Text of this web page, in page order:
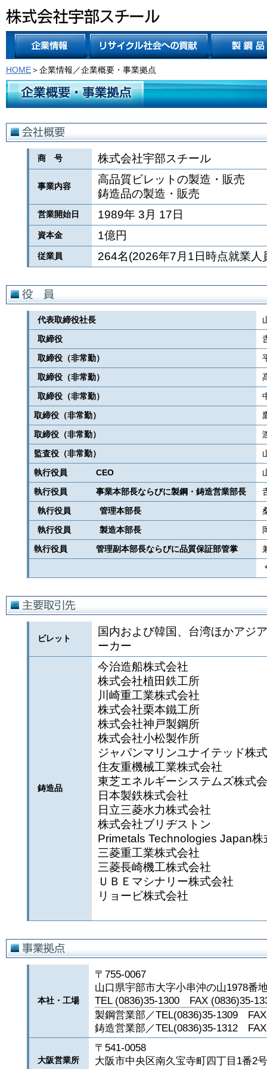
HOME＞企業情報／企業概要・事業拠点
商 号 株式会社宇部スチール
事業内容
高品質ビレットの製造・販売
鋳造品の製造・販売
営業開始日 1989年 3月 17日
資本金 1億円
従業員 264名(2026年7月1日時点就業人
代表取締役社長
取締役
取締役（非常勤）
取締役（非常勤）
取締役（非常勤）
取締役（非常勤）
取締役（非常勤）
監査役（非常勤）
執行役員 CEO
執行役員 事業本部長ならびに製鋼・鋳造営業部長
執行役員 管理本部長
執行役員 製造本部長
執行役員 管理副本部長ならびに品質保証部管掌
ビレット
国内および韓国、台湾ほかアジ
ーカー
鋳造品
今治造船株式会社
株式会社植田鉄工所
川崎重工業株式会社
株式会社栗本鐵工所
株式会社神戸製鋼所
株式会社小松製作所
ジャパンマリンユナイテッド株
住友重機械工業株式会社
東芝エネルギーシステムズ株式
日本製鉄株式会社
日立三菱水力株式会社
株式会社ブリヂストン
Primetals Technologies Japan株
三菱重工業株式会社
三菱長崎機工株式会社
ＵＢＥマシナリー株式会社
リョービ株式会社
本社・工場
〒755-0067
山口県宇部市大字小串沖の山1978番
TEL (0836)35-1300 FAX (0836)35-
製鋼営業部／TEL(0836)35-1309
鋳造営業部／TEL(0836)35-1312
大阪営業所
〒541-0058
大阪市中央区南久宝寺町四丁目1番2